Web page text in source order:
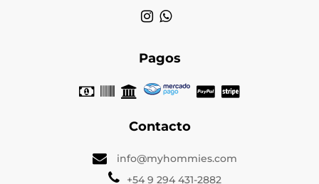
Pagos
Contacto
info@myhommies.com
+54 9 294 431-2882